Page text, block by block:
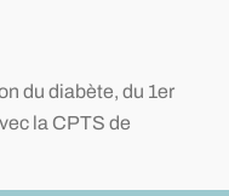
du diabète, du 1er
la CPTS de